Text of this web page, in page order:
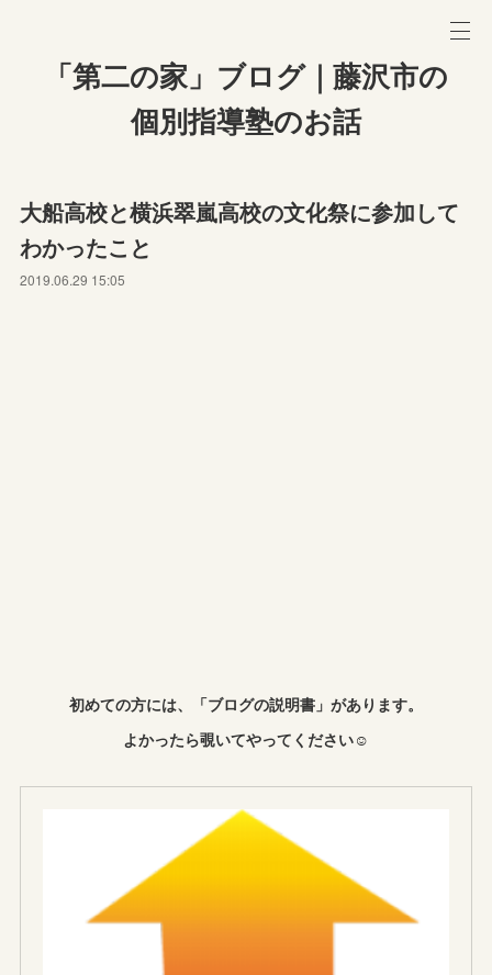
「第二の家」ブログ｜藤沢市の
個別指導塾のお話
大船高校と横浜翠嵐高校の文化祭に参加して
わかったこと
2019.06.29 15:05
初めての方には、「ブログの説明書」があります。
よかったら覗いてやってください☺︎